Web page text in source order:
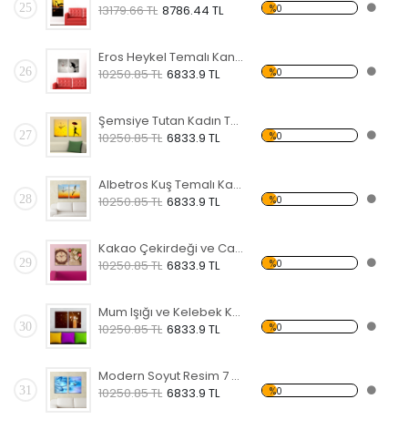
25
13179.66 TL 8786.44 TL %0
26
Eros Heykel Temalı Kanvas Saat
10250.85 TL 6833.9 TL %0
27
Şemsiye Tutan Kadın Temalı Kanvas Saat
10250.85 TL 6833.9 TL %0
28
Albetros Kuş Temalı Kanvas Saat
10250.85 TL 6833.9 TL %0
29
Kakao Çekirdeği ve Cam Bardak Temalı Kanvas Saat
10250.85 TL 6833.9 TL %0
30
Mum Işığı ve Kelebek Kanvas Saat
10250.85 TL 6833.9 TL %0
31
Modern Soyut Resim 7 Kanvas Saat
10250.85 TL 6833.9 TL %0